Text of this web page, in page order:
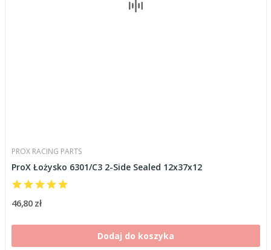
PROX RACING PARTS
ProX Łożysko 6301/C3 2-Side Sealed 12x37x12
46,80 zł
Dodaj do koszyka